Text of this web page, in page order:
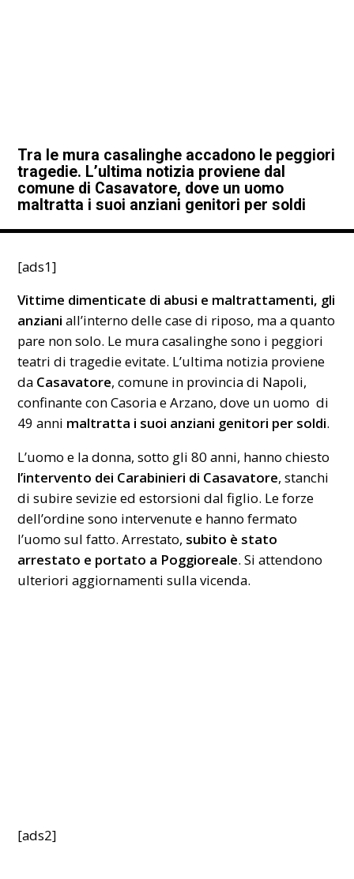
Tra le mura casalinghe accadono le peggiori
tragedie. L’ultima notizia proviene dal
comune di Casavatore, dove un uomo
maltratta i suoi anziani genitori per soldi
[ads1]
Vittime dimenticate di abusi e maltrattamenti, gli
anziani all’interno delle case di riposo, ma a quanto
pare non solo. Le mura casalinghe sono i peggiori
teatri di tragedie evitate. L’ultima notizia proviene
da Casavatore, comune in provincia di Napoli,
confinante con Casoria e Arzano, dove un uomo di
49 anni maltratta i suoi anziani genitori per soldi.
L’uomo e la donna, sotto gli 80 anni, hanno chiesto
l’intervento dei Carabinieri di Casavatore, stanchi
di subire sevizie ed estorsioni dal figlio. Le forze
dell’ordine sono intervenute e hanno fermato
l’uomo sul fatto. Arrestato, subito è stato
arrestato e portato a Poggioreale. Si attendono
ulteriori aggiornamenti sulla vicenda.
[ads2]